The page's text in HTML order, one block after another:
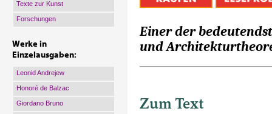
Texte zur Kunst
Forschungen
Werke in
Einzelausgaben:
Leonid Andrejew
Honoré de Balzac
Giordano Bruno
Einer der
und
Zum Text